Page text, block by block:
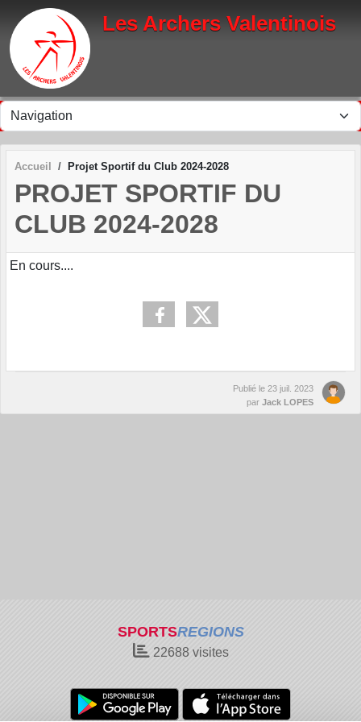
Les Archers Valentinois
Accueil Projet Sportif du Club 2024-2028
PROJET SPORTIF DU
CLUB 2024-2028
En cours....
Publié le 23 juil. 2023
par Jack LOPES
SPORTSREGIONS
22688visites
Panneau de gestion des cookies